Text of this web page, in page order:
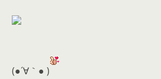
(●´∀｀● )